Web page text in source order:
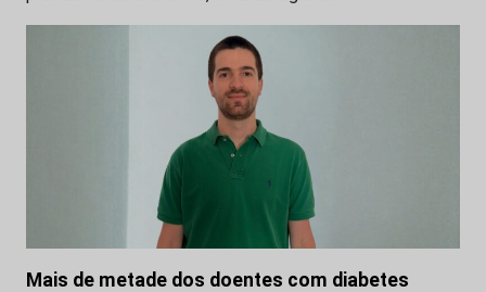
Mais de metade dos doentes com diabetes